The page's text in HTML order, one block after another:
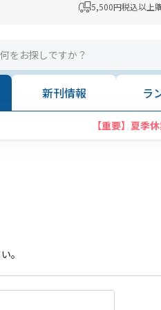
5,500円税込以上
新刊情報 ラ
【重要】夏季
。